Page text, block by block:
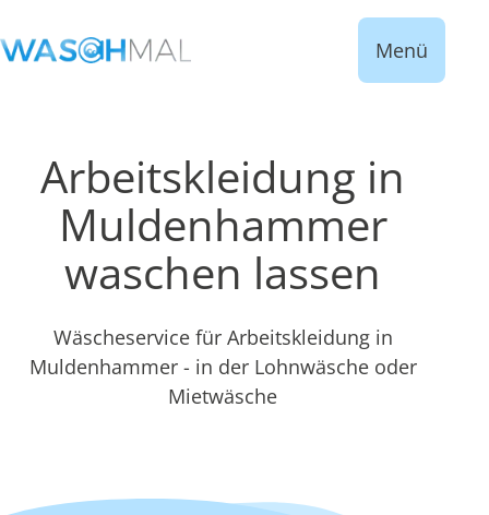
Menü
Arbeitskleidung in
Muldenhammer
waschen lassen
Wäscheservice für Arbeitskleidung in
Muldenhammer - in der Lohnwäsche oder
Mietwäsche